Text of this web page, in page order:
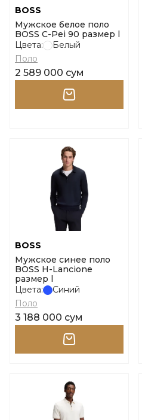
BOSS
Мужское белое поло
BOSS C-Pei 90 размер l
Цвета:
Белый
Поло
2 589 000 сум
BOSS
Мужское синее поло
BOSS H-Lancione
размер l
Цвета:
Синий
Поло
3 188 000 сум